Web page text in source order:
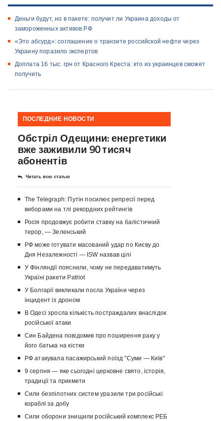
Деньги будут, но в пакете: получит ли Украина доходы от
замороженных активов РФ
«Это абсурд»: соглашение о транзите российской нефти через
Украину поразило экспертов
Доплата 16 тыс. грн от Красного Креста: кто из украинцев сможет
получить
ПОСЛЕДНИЕ НОВОСТИ
Обстріл Одещини: енергетики
вже заживили 90 тисяч
абонентів
Читать всю статью
The Telegraph: Путін посилює репресії перед
виборами на тлі рекордних рейтингів
Росія продовжує робити ставку на балістичний
терор, — Зеленський
РФ може готувати масований удар по Києву до
Дня Незалежності — ISW назвав цілі
У Фінляндії пояснили, чому не передаватимуть
Україні ракети Patriot
У Болгарії викликали посла України через
інцидент із дроном
В Одесі зросла кількість постраждалих внаслідок
російської атаки
Син Байдена повідомив про поширення раку у
його батька на кістки
РФ атакувала пасажирський поїзд "Суми — Київ"
9 серпня — яке сьогодні церковне свято, історія,
традиції та прикмети
Сили безпілотних систем уразили три російські
кораблі за добу
Сили оборони знищили російський комплекс РЕБ